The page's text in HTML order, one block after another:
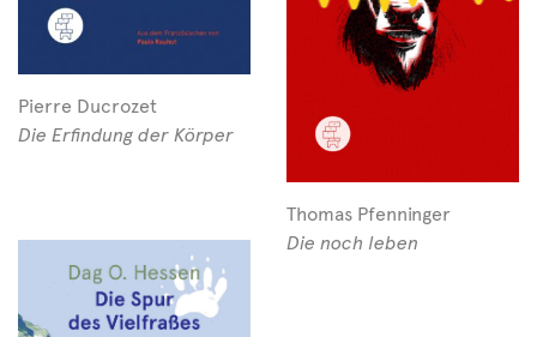
Pierre Ducrozet
Die Erfindung der Körper
Thomas Pfenninger
Die noch leben